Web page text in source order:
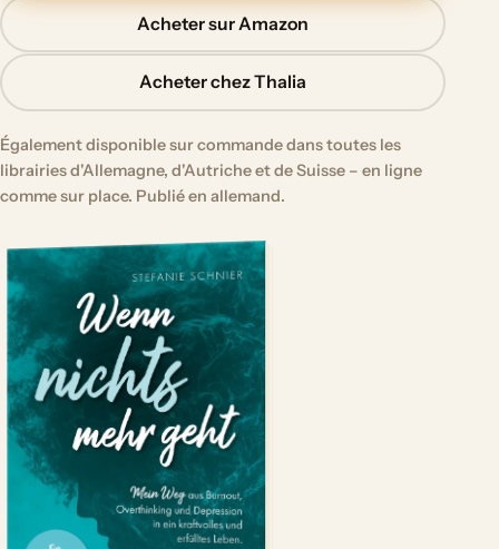
Acheter sur Amazon
Acheter chez Thalia
Également disponible sur commande dans toutes les
librairies d'Allemagne, d'Autriche et de Suisse – en ligne
comme sur place. Publié en allemand.